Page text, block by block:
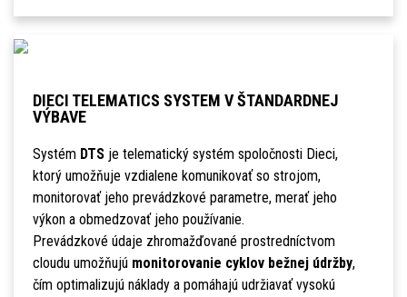
DIECI TELEMATICS SYSTEM V ŠTANDARDNEJ
VÝBAVE
Systém DTSje telematický systém spoločnosti Dieci,
ktorý umožňuje vzdialene komunikovať so strojom,
monitorovať jeho prevádzkové parametre, merať jeho
výkon a obmedzovať jeho používanie.
Prevádzkové údaje zhromažďované prostredníctvom
cloudu umožňujú monitorovanie cyklov bežnej údržby,
čím optimalizujú náklady a pomáhajú udržiavať vysokú